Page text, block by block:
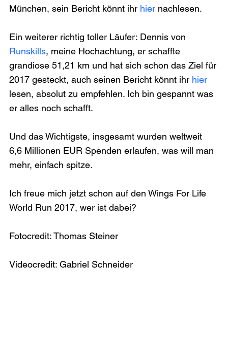
München, sein Bericht könnt ihr hier nachlesen.
Ein weiterer richtig toller Läufer: Dennis von
Runskills, meine Hochachtung, er schaffte
grandiose 51,21 km und hat sich schon das Ziel für
2017 gesteckt, auch seinen Bericht könnt ihr hier
lesen, absolut zu empfehlen. Ich bin gespannt was
er alles noch schafft.
Und das Wichtigste, insgesamt wurden weltweit
6,6 Millionen EUR Spenden erlaufen, was will man
mehr, einfach spitze.
Ich freue mich jetzt schon auf den Wings For Life
World Run 2017, wer ist dabei?
Fotocredit: Thomas Steiner
Videocredit: Gabriel Schneider